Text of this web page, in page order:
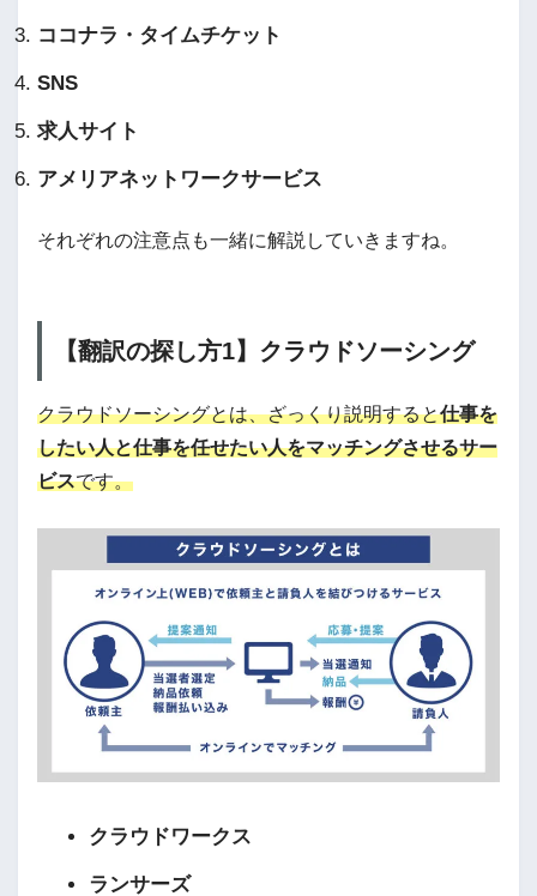
ココナラ・タイムチケット
SNS
求人サイト
アメリアネットワークサービス
それぞれの注意点も一緒に解説していきますね。
【翻訳の探し方1】クラウドソーシング
クラウドソーシングとは、ざっくり説明すると仕事を
したい人と仕事を任せたい人をマッチングさせるサー
ビスです。
クラウドワークス
ランサーズ